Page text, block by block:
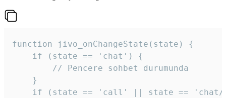
function jivo_onChangeState(state) {
    if (state == 'chat') {
        // Pencere sohbet durumunda
    }
if (state == 'call' || state ==